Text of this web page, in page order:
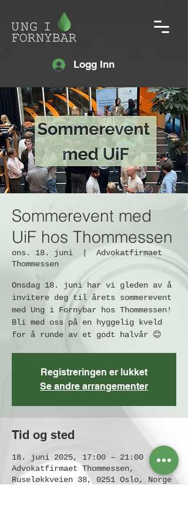
Logg Inn
Sommerevent med
UiF hos Thommessen
ons. 18. juni
Advokatfirmaet
Thommessen
Onsdag 18. juni har vi gleden av å
invitere deg til årets sommerevent
med Ung i Fornybar hos Thommessen!
Bli med oss på en hyggelig kveld
for å runde av et godt halvår 😊
Registreringen er lukket
Se andre arrangementer
Tid og sted
18. juni 2025, 17:00 – 21:00
Advokatfirmaet Thommessen,
Ruseløkkveien 38, 0251 Oslo, Norge